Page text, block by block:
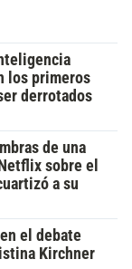
los primeros
derrotados
de una
sobre el
a su
el debate
Kirchner